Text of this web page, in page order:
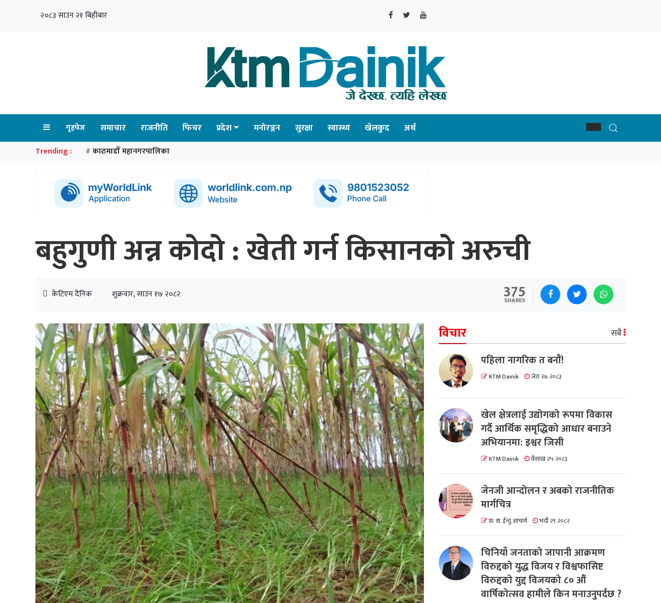
२०८३ साउन २१ बिहीबार
गृहपेज समाचार राजनीति फिचर प्रदेश मनोरञ्जन सुरक्षा स्वास्थ्य खेलकुद अर्थ
Trending : # काठमाडौँ महानगरपालिका
बहुगुणी अन्न कोदो : खेती गर्न किसानको अरुची
केटिएम दैनिक शुक्रवार, साउन १७ २०८२ 375
SHARES
विचार सबै
पहिला नागरिक त बनाैं!
KTM Dainik जेठ २७ २०८३
खेल क्षेत्रलाई उद्योगको रूपमा विकास
गर्दै आर्थिक समृद्धिको आधार बनाउने
अभियानमा: इश्वर जिसी
KTM Dainik वैशाख २५ २०८३
जेनजी आन्दोलन र अबको राजनीतिक
मार्गचित्र
प्रा. डा. ईन्दु आचार्य भदौ २९ २०८२
चिनियाँ जनताको जापानी आक्रमण
विरुद्दको युद्ध विजय र विश्वफासिष्ट
विरुद्दको युद्द विजयको ८० औं
वार्षिकोत्सव हामीले किन मनाउनुपर्दछ ?